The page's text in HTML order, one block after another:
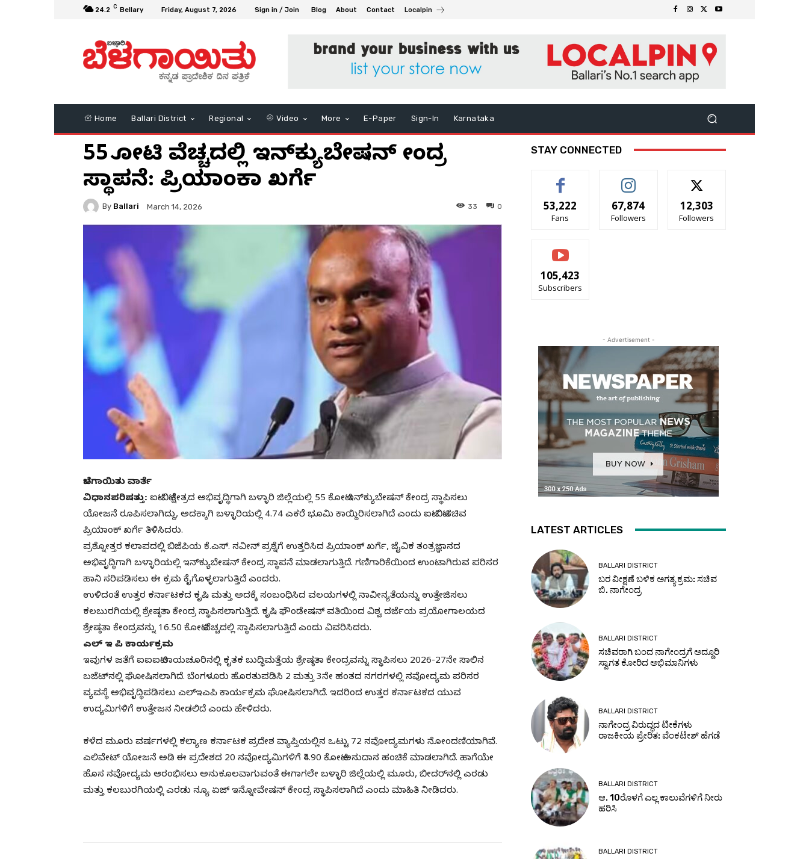
24.2 C Bellary Friday, August 7, 2026 Sign in / Join Blog About Contact Localpin
Home Ballari District Regional Video More E-Paper Sign-In Karnataka
55 ಕೋಟಿ ವೆಚ್ಚದಲ್ಲಿ ಇನ್‌ಕ್ಯುಬೇಷನ್‌ ಕೇಂದ್ರ
ಸ್ಥಾಪನೆ: ಪ್ರಿಯಾಂಕಾ ಖರ್ಗೆ
By Ballari March 14, 2026 0
33
ಬೆಳಗಾಯಿತು ವಾರ್ತೆ
ವಿಧಾನಪರಿಷತ್ತು: ಐಟಿ-ಬಿಟಿ ಕ್ಷೇತ್ರದ ಅಭಿವೃದ್ಧಿಗಾಗಿ ಬಳ್ಳಾರಿ ಜಿಲ್ಲೆಯಲ್ಲಿ 55 ಕೋಟಿ ಇನ್‌ಕ್ಯುಬೇಷನ್‌ ಕೇಂದ್ರ ಸ್ಥಾಪಿಸಲು
ಯೋಜನೆ ರೂಪಿಸಲಾಗಿದ್ದು, ಅದಕ್ಕಾಗಿ ಬಳ್ಳಾರಿಯಲ್ಲಿ 4.74 ಎಕರೆ ಭೂಮಿ ಕಾಯ್ದಿರಿಸಲಾಗಿದೆ ಎಂದು ಐಟಿ-ಬಿಟಿ ಸಚಿವ
ಪ್ರಿಯಾಂಕ್‌ ಖರ್ಗೆ ತಿಳಿಸಿದರು.
ಪ್ರಶ್ನೋತ್ತರ ಕಲಾಪದಲ್ಲಿ ಬಿಜೆಪಿಯ ಕೆ.ಎಸ್‌. ನವೀನ್‌ ಪ್ರಶ್ನೆಗೆ ಉತ್ತರಿಸಿದ ಪ್ರಿಯಾಂಕ್‌ ಖರ್ಗೆ, ಜೈವಿಕ ತಂತ್ರಜ್ಞಾನದ
ಅಭಿವೃದ್ಧಿಗಾಗಿ ಬಳ್ಳಾರಿಯಲ್ಲಿ ಇನ್‌ಕ್ಯುಬೇಷನ್‌ ಕೇಂದ್ರ ಸ್ಥಾಪನೆ ಮಾಡಲಾಗುತ್ತಿದೆ. ಗಣಿಗಾರಿಕೆಯಿಂದ ಉಂಟಾಗಿರುವ ಪರಿಸರ
ಹಾನಿ ಸರಿಪಡಿಸಲು ಈ ಕ್ರಮ ಕೈಗೊಳ್ಳಲಾಗುತ್ತಿದೆ ಎಂದರು.
ಉಳಿದಂತೆ ಉತ್ತರ ಕರ್ನಾಟಕದ ಕೃಷಿ ಮತ್ತು ಅದಕ್ಕೆ ಸಂಬಂಧಿಸಿದ ವಲಯಗಳಲ್ಲಿ ನಾವೀನ್ಯತೆಯನ್ನು ಉತ್ತೇಜಿಸಲು
ಕಲಬುರಗಿಯಲ್ಲಿ ಶ್ರೇಷ್ಠತಾ ಕೇಂದ್ರ ಸ್ಥಾಪಿಸಲಾಗುತ್ತಿದೆ. ಕೃಷಿ ಫೌಂಡೇಷನ್‌ ವತಿಯಿಂದ ವಿಶ್ವ ದರ್ಜೆಯ ಪ್ರಯೋಗಾಲಯದ
ಶ್ರೇಷ್ಠತಾ ಕೇಂದ್ರವನ್ನು 16.50 ಕೋಟಿ ವೆಚ್ಚದಲ್ಲಿ ಸ್ಥಾಪಿಸಲಾಗುತ್ತಿದೆ ಎಂದು ವಿವರಿಸಿದರು.
ಎಲ್ ಇ ಪಿ ಕಾರ್ಯಕ್ರಮ
ಇವುಗಳ ಜತೆಗೆ ಐಐಐಟಿ ರಾಯಚೂರಿನಲ್ಲಿ ಕೃತಕ ಬುದ್ಧಿಮತ್ತೆಯ ಶ್ರೇಷ್ಠತಾ ಕೇಂದ್ರವನ್ನು ಸ್ಥಾಪಿಸಲು 2026-27ನೇ ಸಾಲಿನ
ಬಜೆಟ್‌ನಲ್ಲಿ ಘೋಷಿಸಲಾಗಿದೆ. ಬೆಂಗಳೂರು ಹೊರತುಪಡಿಸಿ 2 ಮತ್ತು 3ನೇ ಹಂತದ ನಗರಗಳಲ್ಲಿ ನವೋದ್ಯಮ ಪರಿಸರ
ವ್ಯವಸ್ಥೆ ಅಭಿವೃದ್ಧಿಪಡಿಸಲು ಎಲ್‌ಇಎಪಿ ಕಾರ್ಯಕ್ರಮ ಘೋಷಿಸಲಾಗಿದೆ. ಇದರಿಂದ ಉತ್ತರ ಕರ್ನಾಟಕದ ಯುವ
ಉದ್ಯಮಿಗಳಿಗೆ ಉತ್ತೇಜನ ನೀಡಲಿದೆ ಎಂದು ಹೇಳಿದರು.
ಕಳೆದ ಮೂರು ವರ್ಷಗಳಲ್ಲಿ ಕಲ್ಯಾಣ ಕರ್ನಾಟಕ ಪ್ರದೇಶ ವ್ಯಾಪ್ತಿಯಲ್ಲಿನ ಒಟ್ಟು 72 ನವೋದ್ಯಮಗಳು ನೋಂದಣಿಯಾಗಿವೆ.
ಎಲಿವೇಟ್‌ ಯೋಜನೆ ಅಡಿ ಈ ಪ್ರದೇಶದ 20 ನವೋದ್ಯಮಿಗಳಿಗೆ ₹4.90 ಕೋಟಿ ಅನುದಾನ ಹಂಚಿಕೆ ಮಾಡಲಾಗಿದೆ. ಹಾಗೆಯೇ
ಹೊಸ ನವೋದ್ಯಮ ಆರಂಭಿಸಲು ಅನುಕೂಲವಾಗುವಂತೆ ಈಗಾಗಲೇ ಬಳ್ಳಾರಿ ಜಿಲ್ಲೆಯಲ್ಲಿ ಮೂರು, ಬೀದರ್‌ನಲ್ಲಿ ಎರಡು
ಮತ್ತು ಕಲಬುರಗಿಯಲ್ಲಿ ಎರಡು ನ್ಯೂ ಏಜ್‌ ಇನ್ನೋವೇಷನ್‌ ಕೇಂದ್ರ ಸ್ಥಾಪಿಸಲಾಗಿದೆ ಎಂದು ಮಾಹಿತಿ ನೀಡಿದರು.
STAY CONNECTED
53,222
Fans
67,874
Followers
12,303
Followers
105,423
Subscribers
- Advertisement -
LATEST ARTICLES
BALLARI DISTRICT
ಬರ ವೀಕ್ಷಣೆ ಬಳಿಕ ಅಗತ್ಯ ಕ್ರಮ: ಸಚಿವ
ಬಿ. ನಾಗೇಂದ್ರ
BALLARI DISTRICT
ಸಚಿವರಾಗಿ ಬಂದ ನಾಗೇಂದ್ರಗೆ ಅದ್ದೂರಿ
ಸ್ವಾಗತ ಕೋರಿದ ಅಭಿಮಾನಿಗಳು
BALLARI DISTRICT
ನಾಗೇಂದ್ರ ವಿರುದ್ಧದ ಟೀಕೆಗಳು
ರಾಜಕೀಯ ಪ್ರೇರಿತ: ವೆಂಕಟೇಶ್ ಹೆಗಡೆ
BALLARI DISTRICT
ಆ. 10ರೊಳಗೆ ಎಲ್ಲ ಕಾಲುವೆಗಳಿಗೆ ನೀರು
ಹರಿಸಿ
BALLARI DISTRICT